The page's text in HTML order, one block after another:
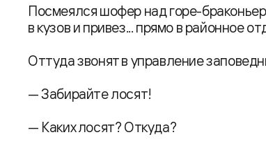
Посмеялся шофер над горе-
в кузов и привез... прямо в районное
Оттуда звонят в управление
— Забирайте лосят!
— Каких лосят? Откуда?